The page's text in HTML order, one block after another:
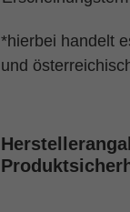
*hierbei handelt
und